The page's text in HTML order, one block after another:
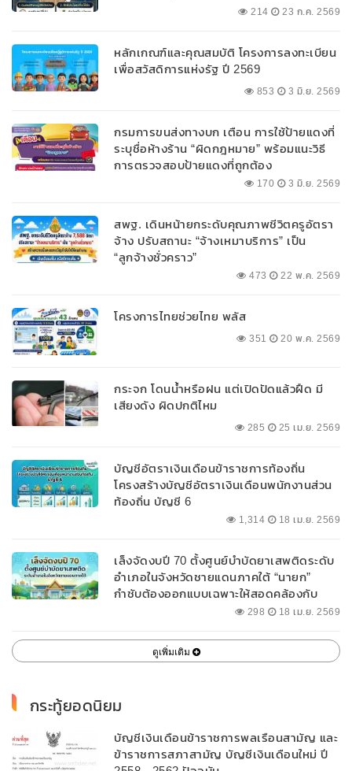
214 23 ก.ค. 2569
หลักเกณฑ์และคุณสมบัติ โครงการลงทะเบียน
เพื่อสวัสดิการแห่งรัฐ ปี 2569
853 3 มิ.ย. 2569
กรมการขนส่งทางบก เตือน การใช้ป้ายแดงที่
ระบุชื่อห้างร้าน “ผิดกฎหมาย” พร้อมแนะวิธี
การตรวจสอบป้ายแดงที่ถูกต้อง
170 3 มิ.ย. 2569
สพฐ. เดินหน้ายกระดับคุณภาพชีวิตครูอัตรา
จ้าง ปรับสถานะ “จ้างเหมาบริการ” เป็น
“ลูกจ้างชั่วคราว”
473 22 พ.ค. 2569
โครงการไทยช่วยไทย พลัส
351 20 พ.ค. 2569
กระจก โดนน้ำหรือฝน แต่เปิดปัดแล้วฝืด มี
เสียงดัง ผิดปกติไหม
285 25 เม.ย. 2569
บัญชีอัตราเงินเดือนข้าราชการท้องถิ่น
โครงสร้างบัญชีอัตราเงินเดือนพนักงานส่วน
ท้องถิ่น บัญชี 6
1,314 18 เม.ย. 2569
เล็งจัดงบปี 70 ตั้งศูนย์บำบัดยาเสพติดระดับ
อำเภอในจังหวัดชายแดนภาคใต้ “นายก”
กำชับต้องออกแบบเฉพาะให้สอดคล้องกับ
298 18 เม.ย. 2569
ดูเพิ่มเติม
กระทู้ยอดนิยม
บัญชีเงินเดือนข้าราชการพลเรือนสามัญ และ
ข้าราชการสภาสามัญ บัญชีเงินเดือนใหม่ ปี